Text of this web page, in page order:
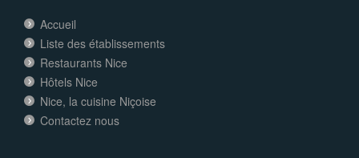
Accueil
Liste des établissements
Restaurants Nice
Hôtels Nice
Nice, la cuisine Niçoise
Contactez nous